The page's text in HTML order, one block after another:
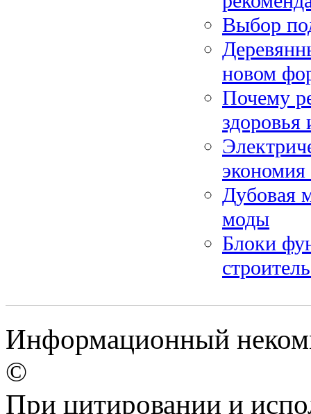
Выбор
новом
Почему
Дубовая
моды
Блоки
Информационный
©
При цитировании и